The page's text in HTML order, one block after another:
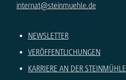
internat@steinmuehle.de
NEWSLETTER
VERÖFFENTLICHUNGEN
KARRIERE AN DER STEINMÜHLE